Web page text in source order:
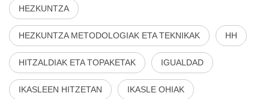
HEZKUNTZA
HEZKUNTZA METODOLOGIAK ETA TEKNIKAK HH
HITZALDIAK ETA TOPAKETAK IGUALDAD
IKASLEEN HITZETAN IKASLE OHIAK